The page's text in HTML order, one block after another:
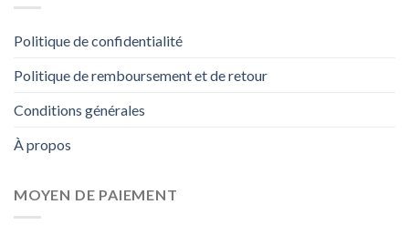
Politique de confidentialité
Politique de remboursement et de retour
Conditions générales
À propos
MOYEN DE PAIEMENT